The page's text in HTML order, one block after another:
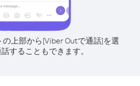
の上部から[Viber Outで通話]を選
することもできます。